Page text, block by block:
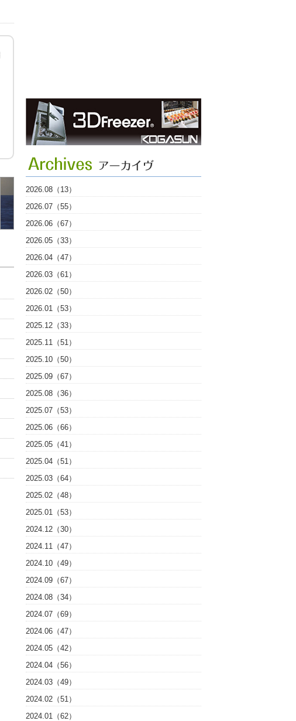
2026.08（13）
2026.07（55）
2026.06（67）
2026.05（33）
2026.04（47）
2026.03（61）
2026.02（50）
2026.01（53）
2025.12（33）
2025.11（51）
2025.10（50）
2025.09（67）
2025.08（36）
2025.07（53）
2025.06（66）
2025.05（41）
2025.04（51）
2025.03（64）
2025.02（48）
2025.01（53）
2024.12（30）
2024.11（47）
2024.10（49）
2024.09（67）
2024.08（34）
2024.07（69）
2024.06（47）
2024.05（42）
2024.04（56）
2024.03（49）
2024.02（51）
2024.01（62）